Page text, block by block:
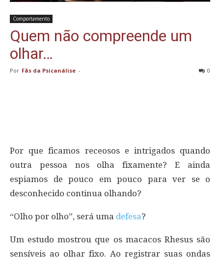
Comportamento
Quem não compreende um
olhar…
Por Fãs da Psicanálise - 0
Por que ficamos receosos e intrigados quando
outra pessoa nos olha fixamente? E ainda
espiamos de pouco em pouco para ver se o
desconhecido continua olhando?
“Olho por olho”, será uma defesa?
Um estudo mostrou que os macacos Rhesus são
sensíveis ao olhar fixo. Ao registrar suas ondas